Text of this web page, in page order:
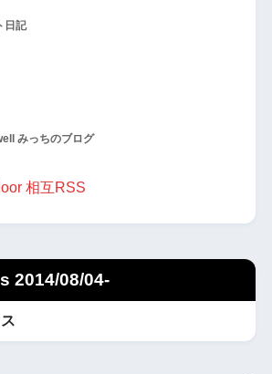
日記
みっちのブログ
相互RSS
2014/08/04-